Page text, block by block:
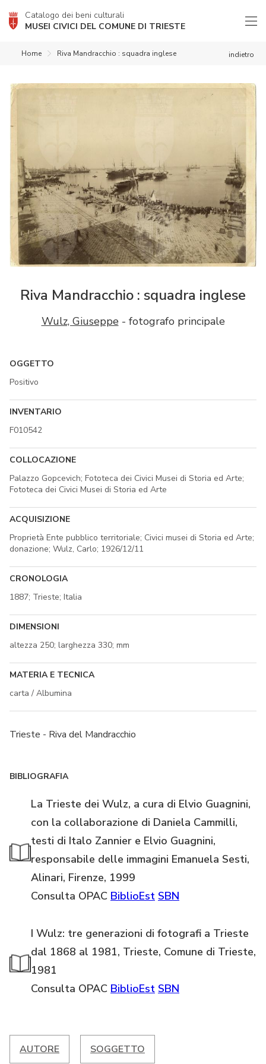
Catalogo dei beni culturali
MUSEI CIVICI DEL COMUNE DI TRIESTE
indietro
Home Riva Mandracchio : squadra inglese
Riva Mandracchio : squadra inglese
Wulz, Giuseppe- fotografo principale
OGGETTO
Positivo
INVENTARIO
F010542
COLLOCAZIONE
Palazzo Gopcevich; Fototeca dei Civici Musei di Storia ed Arte;
Fototeca dei Civici Musei di Storia ed Arte
ACQUISIZIONE
Proprietà Ente pubblico territoriale; Civici musei di Storia ed Arte;
donazione; Wulz, Carlo; 1926/12/11
CRONOLOGIA
1887; Trieste; Italia
DIMENSIONI
altezza 250; larghezza 330; mm
MATERIA E TECNICA
carta / Albumina
Trieste - Riva del Mandracchio
BIBLIOGRAFIA
La Trieste dei Wulz, a cura di Elvio Guagnini,
con la collaborazione di Daniela Cammilli,
testi di Italo Zannier e Elvio Guagnini,
responsabile delle immagini Emanuela Sesti,
Alinari, Firenze, 1999
Consulta OPAC BiblioEst SBN
I Wulz: tre generazioni di fotografi a Trieste
dal 1868 al 1981, Trieste, Comune di Trieste,
1981
Consulta OPAC BiblioEst SBN
AUTORE SOGGETTO